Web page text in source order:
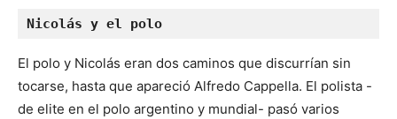
Nicolás y el polo
El polo y Nicolás eran dos caminos que discurrían sin
tocarse, hasta que apareció Alfredo Cappella. El polista -
de elite en el polo argentino y mundial- pasó varios